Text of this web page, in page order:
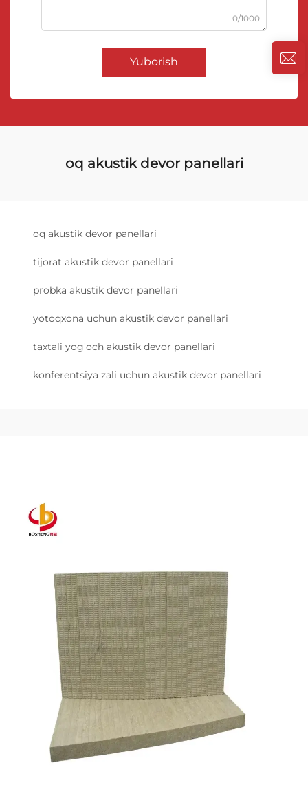
0/1000
Yuborish
oq akustik devor panellari
oq akustik devor panellari
tijorat akustik devor panellari
probka akustik devor panellari
yotoqxona uchun akustik devor panellari
taxtali yog'och akustik devor panellari
konferentsiya zali uchun akustik devor panellari